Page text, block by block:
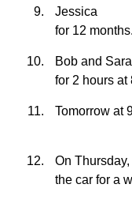
Jessica
for 12 months.
Bob and
for 2 hours at
Tomorrow at
On Thursday, I
the car for a